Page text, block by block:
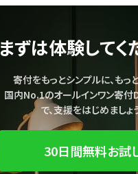
まずは体験してく
寄付をもっとシンプルに、もっ
国内No.1のオールインワン寄付
で、支援をはじめましょ
30日間無料お試